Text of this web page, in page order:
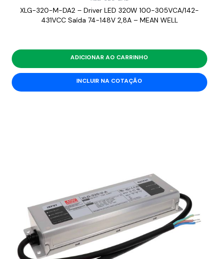
XLG-320-M-DA2 – Driver LED 320W 100-305VCA/142-
431VCC Saída 74-148V 2,8A – MEAN WELL
ADICIONAR AO CARRINHO
INCLUIR NA COTAÇÃO